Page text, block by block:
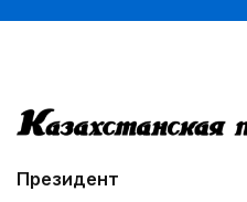
Президент